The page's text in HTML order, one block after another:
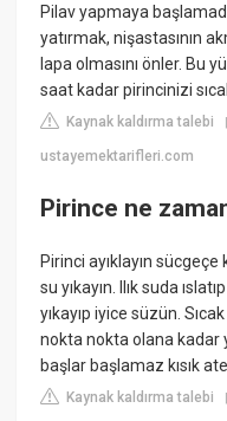
Pilav yapmaya
yatırmak, nişastasının
lapa olmasını önler. Bu
saat kadar pirincinizi
Kaynak kaldırma talebi
ustayemektarifleri.com
Pirince ne
Pirinci ayıklayın
su yıkayın. Ilık suda
yıkayıp iyice süzün.
nokta nokta olana kadar
başlar başlamaz kısık
Kaynak kaldırma talebi